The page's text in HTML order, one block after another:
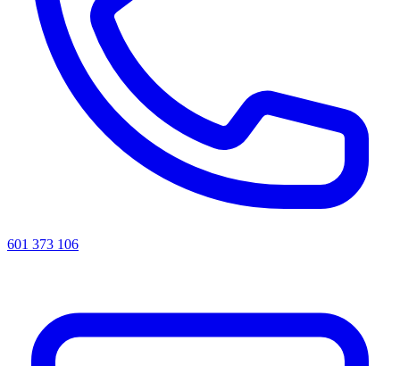
601 373 106